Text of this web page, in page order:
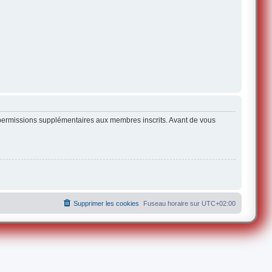
supplémentaires aux membres inscrits. Avant de vous
Fuseau horaire sur UTC+02:00
Supprimer les cookies